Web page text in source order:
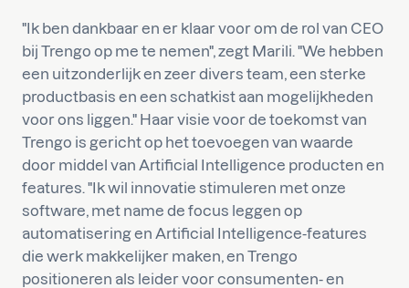
"Ik ben dankbaar en er klaar voor om de rol van CEO
bij Trengo op me te nemen", zegt Marili. "We hebben
een uitzonderlijk en zeer divers team, een sterke
productbasis en een schatkist aan mogelijkheden
voor ons liggen." Haar visie voor de toekomst van
Trengo is gericht op het toevoegen van waarde
door middel van Artificial Intelligence producten en
features. "Ik wil innovatie stimuleren met onze
software, met name de focus leggen op
automatisering en Artificial Intelligence-features
die werk makkelijker maken, en Trengo
positioneren als leider voor consumenten- en